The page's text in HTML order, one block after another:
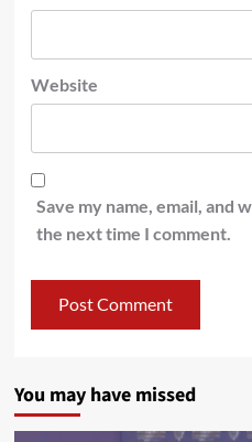
Website
Save my name, email, and
the next time I comment.
You may have missed